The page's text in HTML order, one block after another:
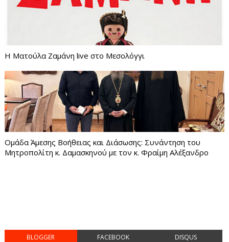
Η Ματούλα Ζαμάνη live στο Μεσολόγγι
Ομάδα Άμεσης Βοήθειας και Διάσωσης: Συνάντηση του
Μητροπολίτη κ. Δαμασκηνού με τον κ. Φραίμη Αλέξανδρο
BLOGGER FACEBOOK DISQUS